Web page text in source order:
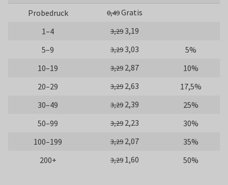
Probedruck 0,49Gratis
1–4
3,293,19
5–9
3,293,03
5%
10–19
3,29 2,87
10%
20–29
3,29 2,63
17,5%
30–49
3,29 2,39
25%
50–99
3,29 2,23
30%
100–199
3,29 2,07
35%
200+
3,29 1,60 50%